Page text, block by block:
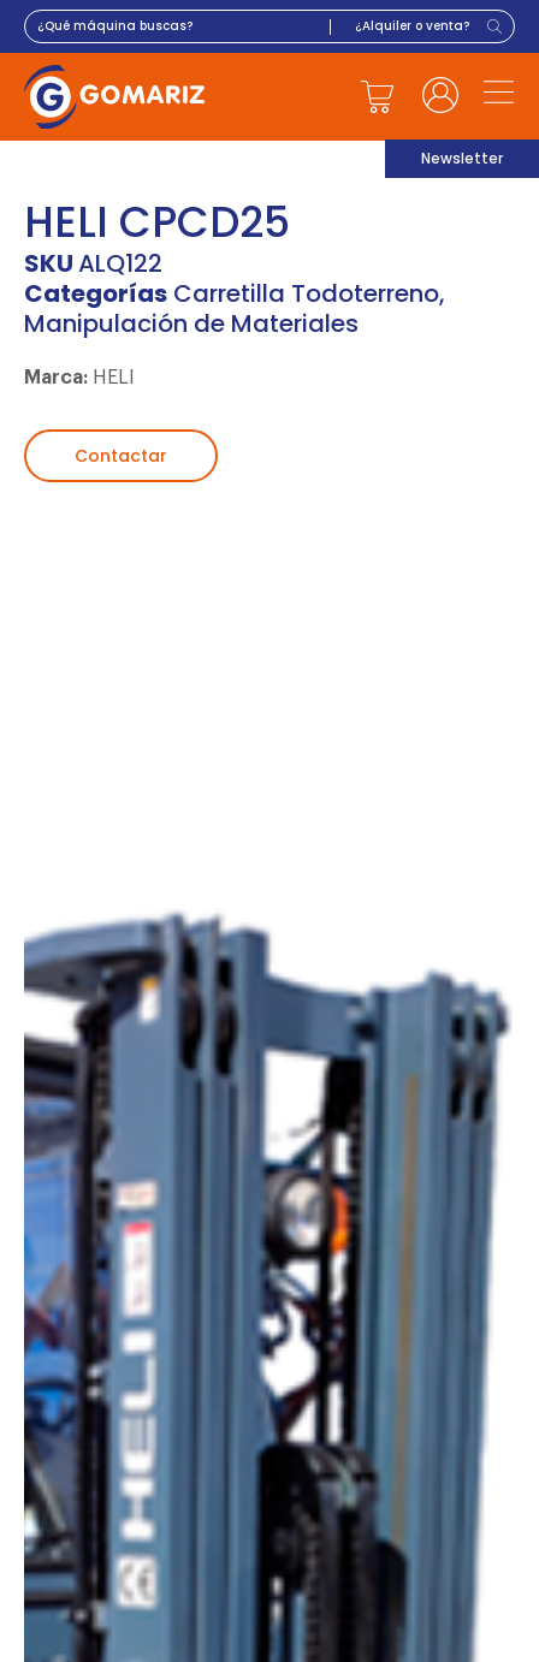
Newsletter
HELI CPCD25
SKUALQ122
Categorías Carretilla Todoterreno,
Manipulación de Materiales
Marca: HELI
Contactar